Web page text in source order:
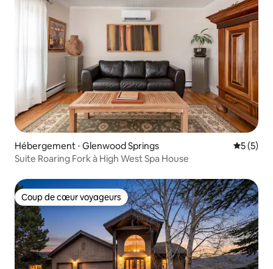
Hébergement ⋅ Glenwood Springs
5 (5)
Suite Roaring Fork à High West Spa House
Coup de cœur voyageurs
Coup de cœur voyageurs